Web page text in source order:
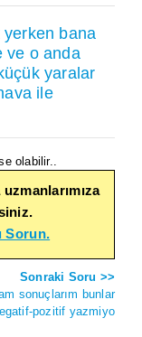
bana
ve o anda
yaralar
ile
olabilir..
Sorun.
Sonraki Soru >>
sonuçlarım bunlar
pozitif yazmiyo